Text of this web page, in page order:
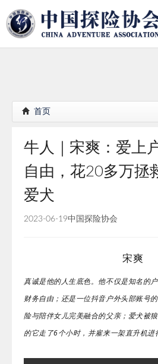
产业研究
行者证书申报
分支机构
会员
首页
牛人｜宋爽：爱上
自由，花20多万拯
爱犬
2023-06-19中国探险协会
宋爽
真诚是他的人生底色。他不仅是知名的
财务自由；还是一位抖音户外头部账号
险与陪伴女儿完美融合的父亲；爱犬被
的它走了6个小时，并雇来一架直升机进